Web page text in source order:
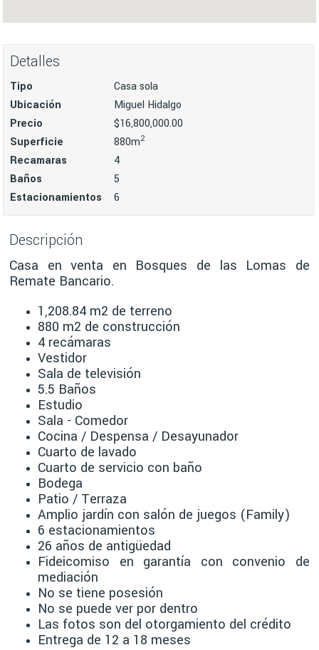
Detalles
Tipo
Casa sola
Ubicación
Miguel Hidalgo
Precio
$16,800,000.00
Superficie
880m2
Recamaras
4
Baños
5
Estacionamientos
6
Descripción
Casa en venta en Bosques de las Lomas de
Remate Bancario.
1,208.84 m2 de terreno
880 m2 de construcción
4 recámaras
Vestidor
Sala de televisión
5.5 Baños
Estudio
Sala - Comedor
Cocina / Despensa / Desayunador
Cuarto de lavado
Cuarto de servicio con baño
Bodega
Patio / Terraza
Amplio jardín con salón de juegos (Family)
6 estacionamientos
26 años de antigüedad
Fideicomiso en garantía con convenio de
mediación
No se tiene posesión
No se puede ver por dentro
Las fotos son del otorgamiento del crédito
Entrega de 12 a 18 meses